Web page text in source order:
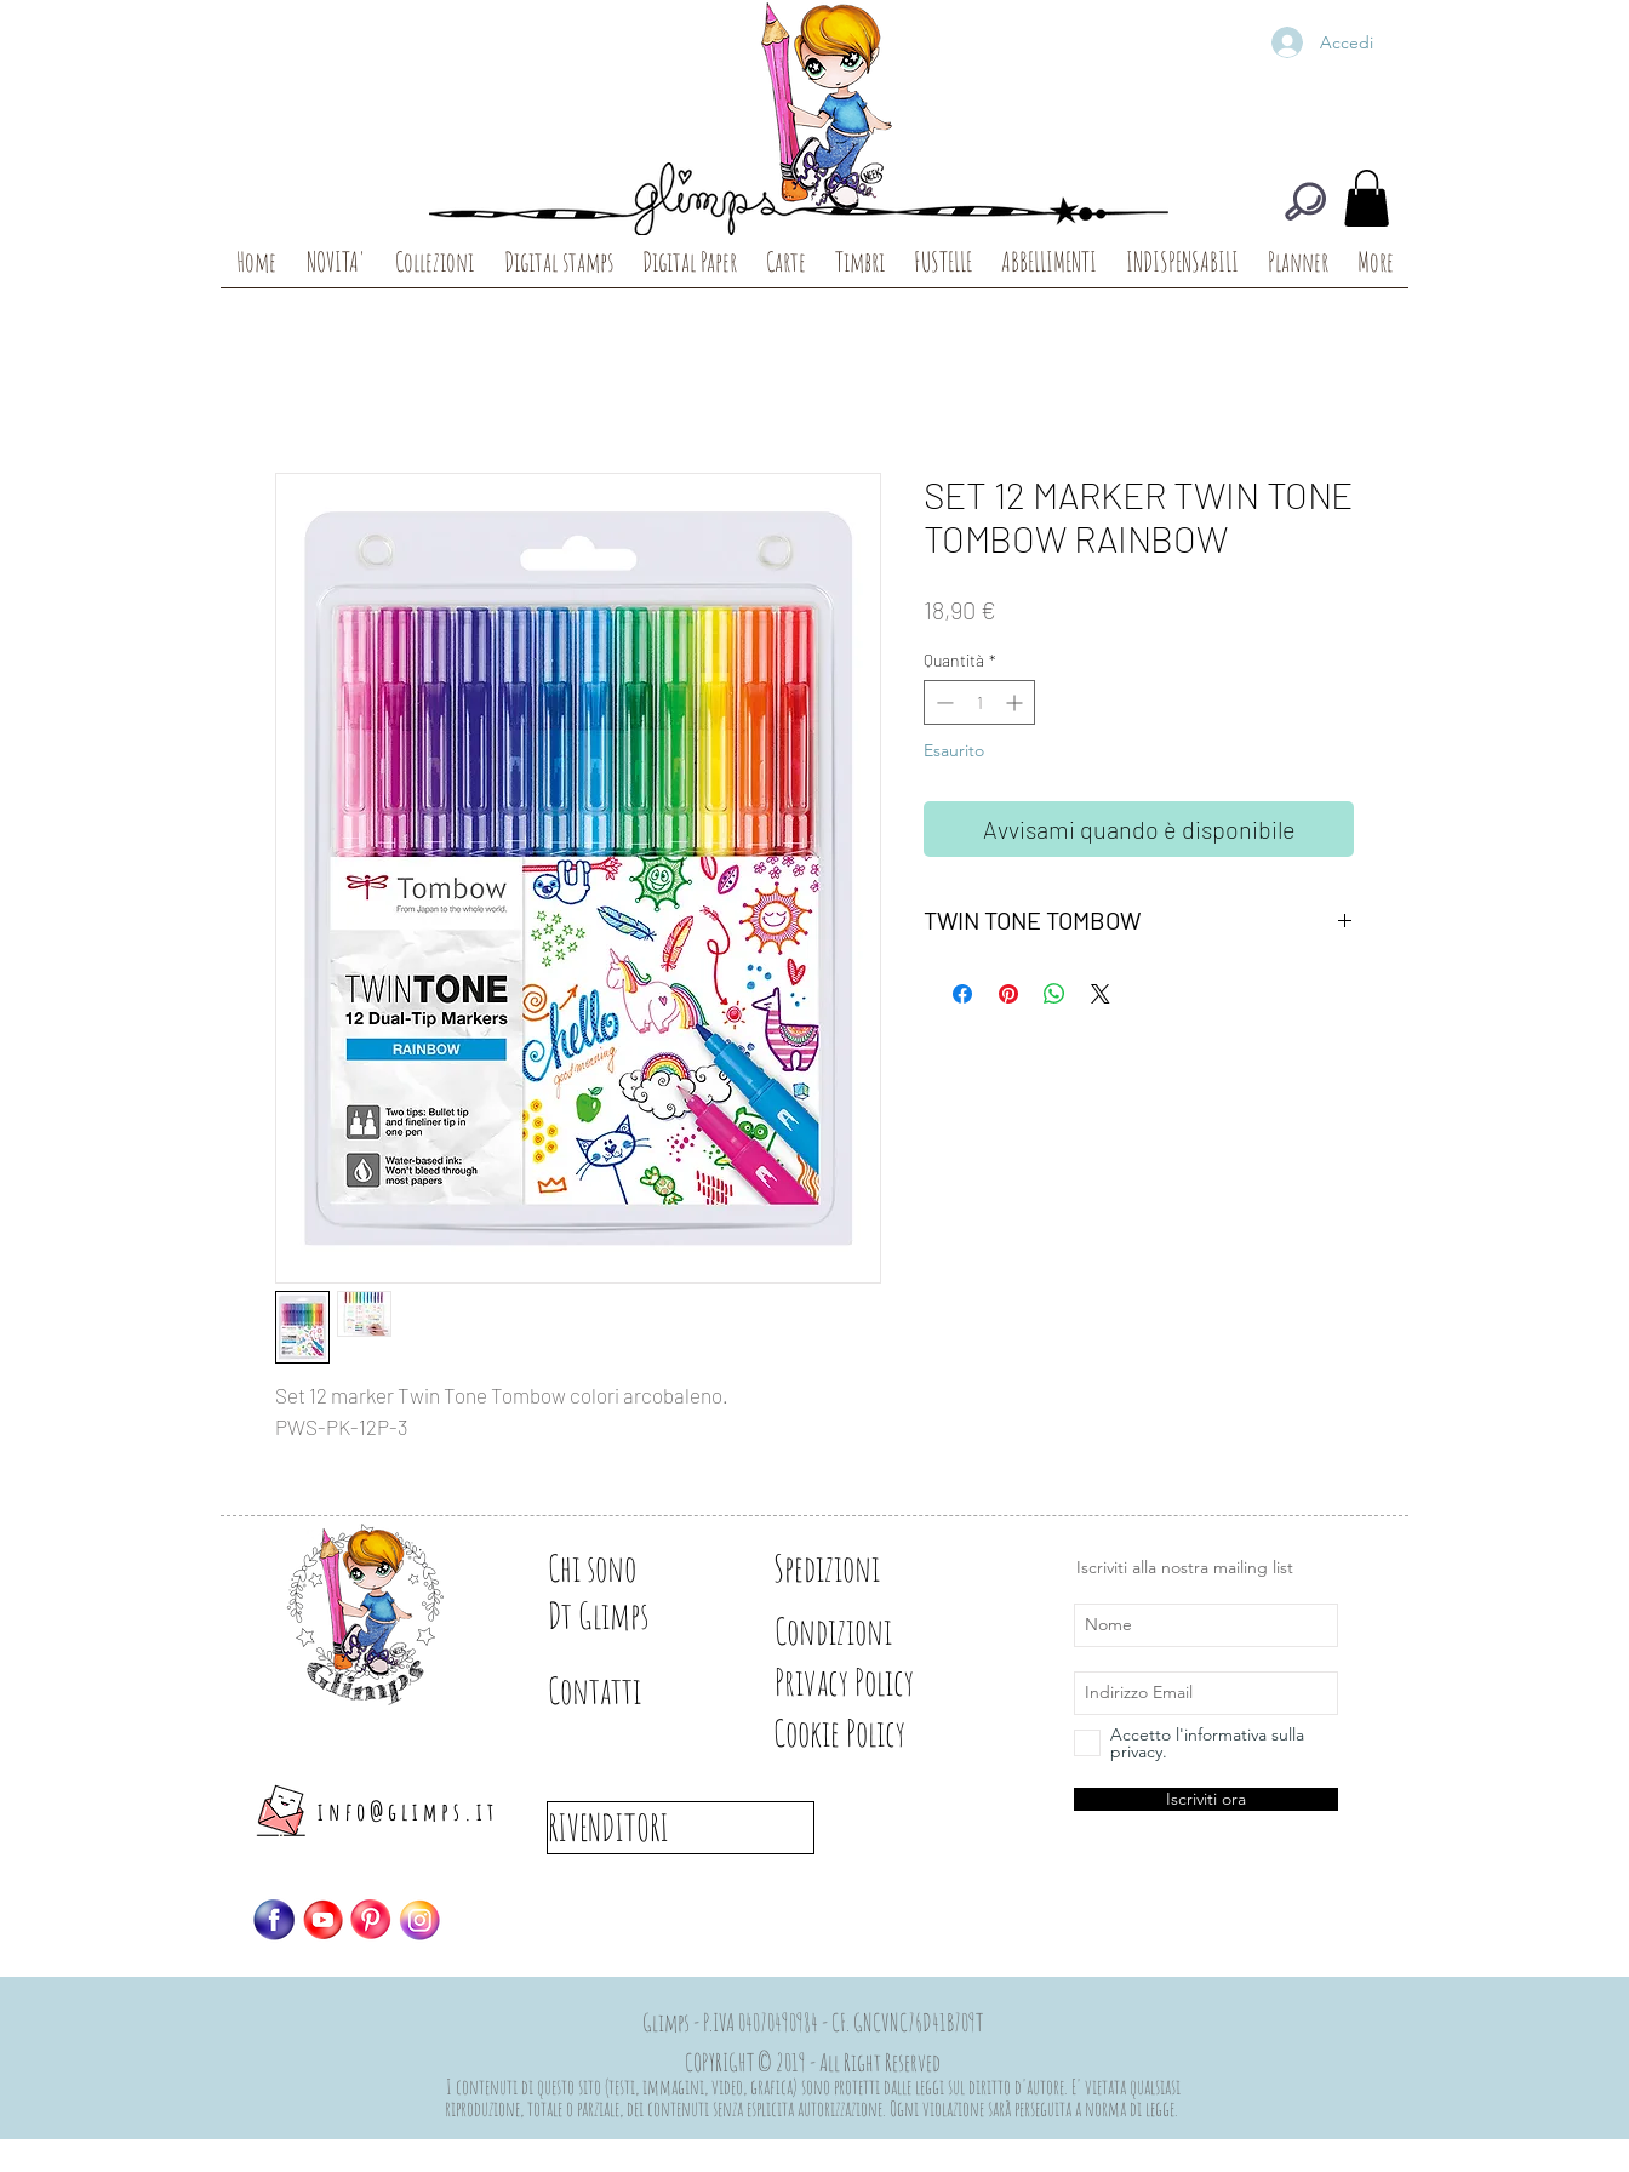
Accedi
Home NOVITA' Collezioni Digital stamps Digital Paper Carte Timbri FUSTELLE ABBELLIMENTI INDISPENSABILI Planner More
Set 12 marker Twin Tone Tombow colori arcobaleno.
PWS-PK-12P-3
SET 12 MARKER TWIN TONE
TOMBOW RAINBOW
18,90 €
Quantità *
Esaurito
Avvisami quando è disponibile
TWIN TONE TOMBOW
Due punte in fibra: sottile da 0,3mm per tracciare linee
Iscriviti alla nostra mailing list
Accetto l'informativa sulla
privacy.
Iscriviti ora
Chi sono
Dt Glimps
Contatti
Privacy Policy
Spedizioni
Condizioni
Cookie Policy
info@glimps.it RIVENDITORI
Glimps - P.IVA 04070490984 - CF. GNCVNC76D41B709T
COPYRIGHT © 2019 - All Right Reserved
I contenuti di questo sito (testi, immagini, video, grafica) sono protetti dalle leggi sul diritto d'autore. E' vietata qualsiasi
riproduzione, totale o parziale, dei contenuti senza esplicita autorizzazione. Ogni violazione sarà perseguita a norma di legge.